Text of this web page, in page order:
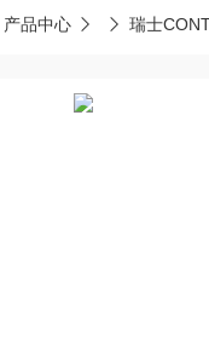
产品中心 瑞士